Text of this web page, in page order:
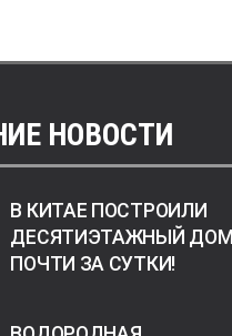
НОВОСТИ
В КИТАЕ ПОСТРОИЛИ
ДЕСЯТИЭТАЖНЫЙ ДОМ
ПОЧТИ ЗА СУТКИ!